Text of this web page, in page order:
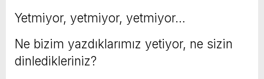
Yetmiyor, yetmiyor, yetmiyor…
Ne bizim yazdıklarımız yetiyor, ne sizin
dinledikleriniz?